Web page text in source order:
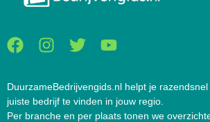
DuurzameBedrijvengids.nl helpt je
juiste bedrijf te vinden in jouw regio.
Per branche en per plaats tonen we